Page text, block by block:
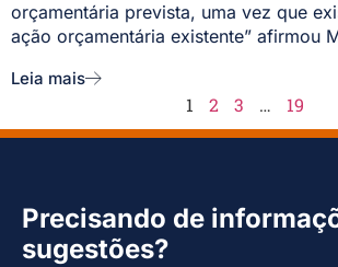
orçamentária prevista, uma vez que
ação orçamentária existente” afirmou
Leia mais
1 2 3 … 19
Precisando de
sugestões?